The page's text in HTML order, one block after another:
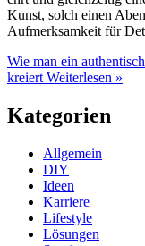
Kunst, solch einen
Aufmerksamkeit für
Wie man ein
kreiert Weiterlesen »
Kategorien
Allgemein
DIY
Ideen
Karriere
Lifestyle
Lösungen